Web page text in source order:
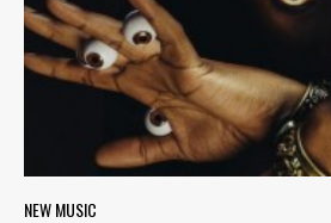
NEW MUSIC